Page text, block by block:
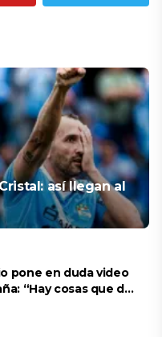
así llegan al
pone en duda video
“Hay cosas que de